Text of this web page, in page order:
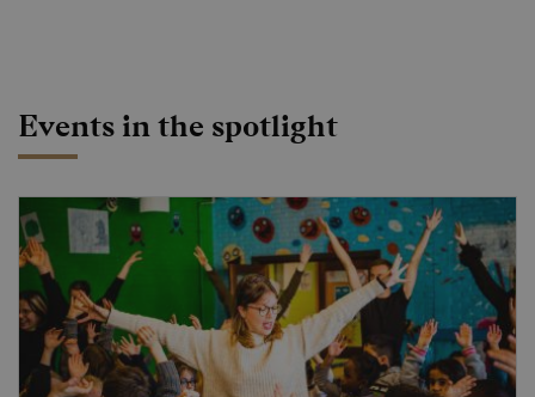
Events in the spotlight